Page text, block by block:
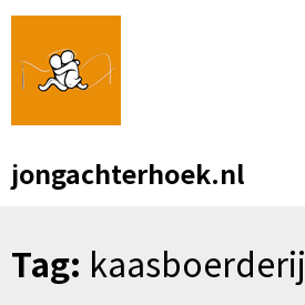
Skip
content
jongachterhoek.nl
Tag: kaasboerderij